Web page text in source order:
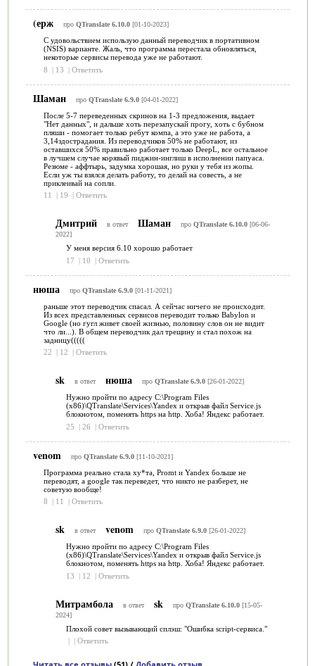
(ерж про QTranslate 6.10.0[01-10-2023]
С удовольствием использую данный переводчик в портативном
(NSIS) варианте. Жаль, что программа перестала обновляться,
некоторые сервисы перевода уже не работают.
8
| 13 | Ответить
Шаман про QTranslate 6.9.0[04-01-2022]
После 5-7 переведенных скринов на 1-3 предложения, выдает
"Нет данных", и дальше хоть перезапускай прогу, хоть с бубном
пляши - помогает только ребут компа, а это уже не работа, а
3,14здострадания. Из переводчиков 50% не работают, из
оставшихся 50% правильно работает только DeepL, все остальное
в лучшем случае корявый пиджин-инглиш в исполнении папуаса.
Резюме - аффтырь, задумка хорошая, но руки у тебя из жопы.
Если уж ты взялся делать работу, то делай на совесть, а не
приклеивай на сопли.
11
19 Ответить
Дмитрий в ответ Шаман про QTranslate 6.10.0[06-06-
2022]
У меня версия 6.10 хорошо работает
17
| 10 | Ответить
нюша про QTranslate 6.9.0[01-11-2021]
раньше этот переводчик спасал. А сейчас ничего не происходит.
Из всех представленных сервисов переводит только Babylon и
Google (но гугл живет своей жизнью, половину слов он не видит
что ли...). В общем переводчик дал трещину и стал похож на
задницу(((((
22
12 Ответить
sk в ответ нюша про QTranslate 6.9.0[26-01-2022]
Нужно пройти по адресу C:\Program Files
(x86)\QTranslate\Services\Yandex и открыв файл Service.js
блокнотом, поменять https на http. Хоба! Яндекс работает.
25
| 26 | Ответить
venom про QTranslate 6.9.0[11-10-2021]
Программа реально стала ху*та, Promt и Yandex больше не
переводят, а google так переведет, что никто не разберет, не
советую вообще!
8
11 Ответить
sk в ответ venom про QTranslate 6.9.0[26-01-2022]
Нужно пройти по адресу C:\Program Files
(x86)\QTranslate\Services\Yandex и открыв файл Service.js
блокнотом, поменять https на http. Хоба! Яндекс работает.
13
| 12 | Ответить
Митрамбола в ответ sk про QTranslate 6.10.0[15-05-
2024]
Плохой совет вызывающий сплэш: "Ошибка script-сервиса."
Ответить